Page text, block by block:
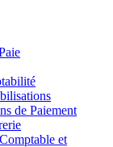
de Paiement
et